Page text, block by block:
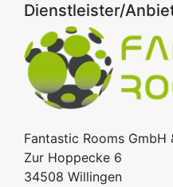
Dienstleister/
Fantastic Rooms GmbH
Zur Hoppecke 6
34508 Willingen